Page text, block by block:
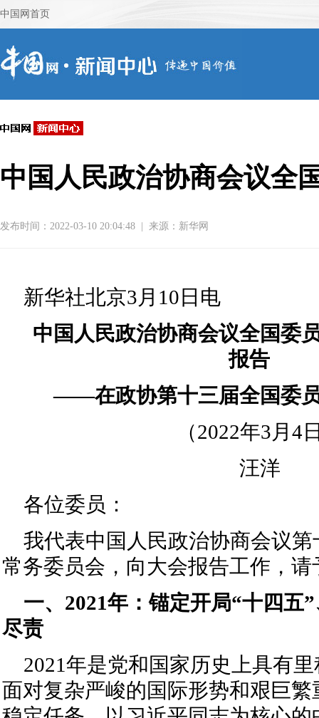
中国人民政治协商会议全
发布时间：2022-03-10 20:04:48 来源： 新华网
新华社北京3月10日电
中国人民政治协商会议全国委
报告
——在政协第十三届全国委
（2022年3月4
汪洋
各位委员：
我代表中国人民政治协商会议
常务委员会，向大会报告工作，请
一、2021年：锚定开局“十四五
尽责
2021年是党和国家历史上具有
面对复杂严峻的国际形势和艰巨